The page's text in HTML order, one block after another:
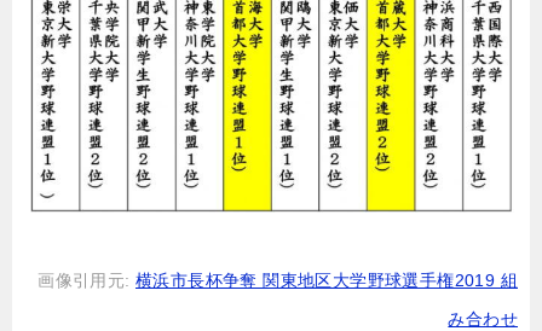
画像引用元: 横浜市長杯争奪 関東地区大学野球選手権2019 組
み合わせ